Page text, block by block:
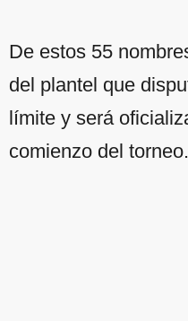
De estos 55
del plantel que
límite y será
comienzo del torneo.